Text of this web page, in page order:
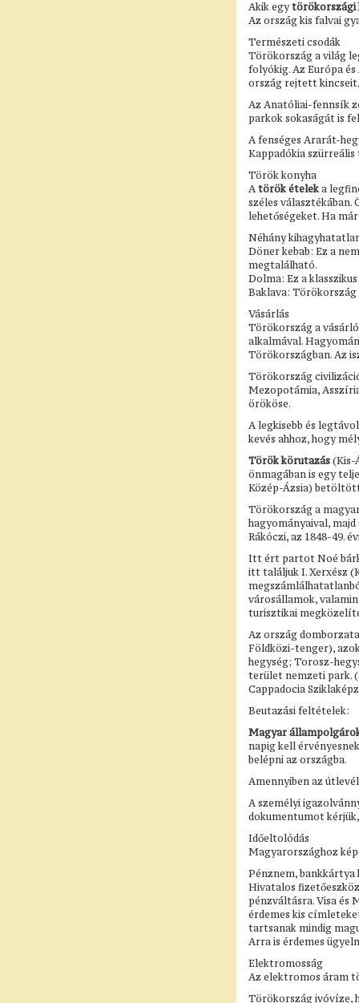
Akik egytörökországi
Az ország kis falvai
Természeti csodák
Törökország a világ
folyókig. Az Európa
ország rejtett kincseit.
Az Anatóliai-fennsík
parkok sokaságát is
A fenséges Ararát-
Kappadókia
Török konyha
A török ételek a
széles
lehetőségeket. Ha
Néhány
Döner kebab: Ez a
megtalálható.
Dolma: Ez a
Baklava:
Vásárlás
Törökország a
alkalmával.
Törökországban. Az
Törökország
Mezopotámia,
örököse.
A legkisebb és
kevés ahhoz, hogy
Török körutazás (Kis-
önmagában is egy
Közép-Ázsia)
Törökország a
hagyományaival,
Rákóczi, az 1848-49.
Itt ért partot Noé
itt találjuk I. Xerxész
városállamok,
turisztikai
Az ország
Földközi-tenger),
hegység; Torosz-
terület nemzeti park.
Cappadocia
Beutazási feltételek:
Magyar
napig kell
belépni az országba.
Amennyiben az
A személyi
dokumentumot
Időeltolódás
Magyarországhoz
Pénznem,
Hivatalos
pénzváltásra. Visa és
érdemes kis
tartsanak mindig
Arra is érdemes
Elektromosság
Az elektromos áram
Törökország ivóvíze,